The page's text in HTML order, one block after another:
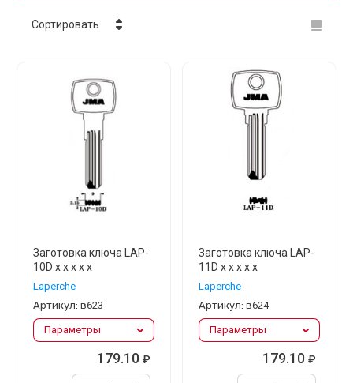
Сортировать
Цена - возрастание
Название - Я-А
Заготовка ключа LAP-
10D x x x x x
Laperche
Артикул: в623
Параметры
179.10 ₽
Заготовка ключа LAP-
11D x x x x x
Laperche
Артикул: в624
Параметры
179.10 ₽